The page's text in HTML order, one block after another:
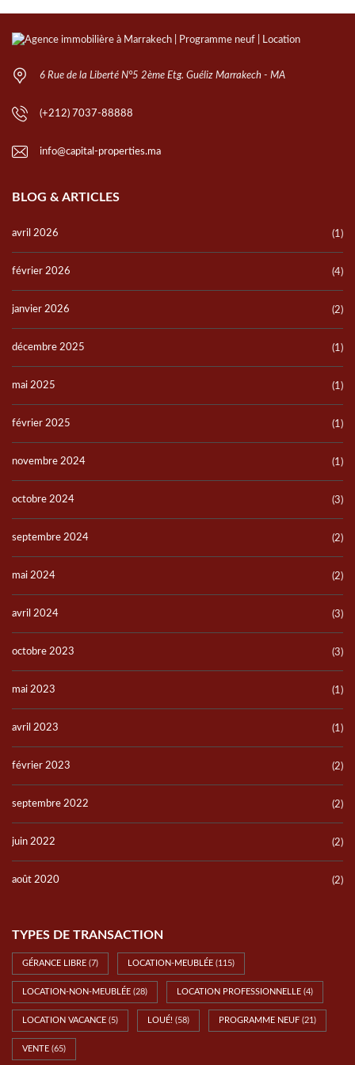
l
e
l
i
s
r
e
h
m
v
d
.
6 Rue de la Liberté N°5 2ème Etg. Guéliz Marrakech - MA
(+212) 7037-88888
info@capital-properties.ma
BLOG & ARTICLES
avril 2026 (1)
février 2026 (4)
janvier 2026 (2)
décembre 2025 (1)
mai 2025 (1)
février 2025 (1)
novembre 2024 (1)
octobre 2024 (3)
septembre 2024 (2)
mai 2024 (2)
avril 2024 (3)
octobre 2023 (3)
mai 2023 (1)
avril 2023 (1)
février 2023 (2)
septembre 2022 (2)
juin 2022 (2)
août 2020 (2)
TYPES DE TRANSACTION
GÉRANCE LIBRE (7) LOCATION-MEUBLÉE (115)
LOCATION-NON-MEUBLÉE (28) LOCATION PROFESSIONNELLE (4)
LOCATION VACANCE (5) LOUÉ! (58) PROGRAMME NEUF (21)
VENTE (65)